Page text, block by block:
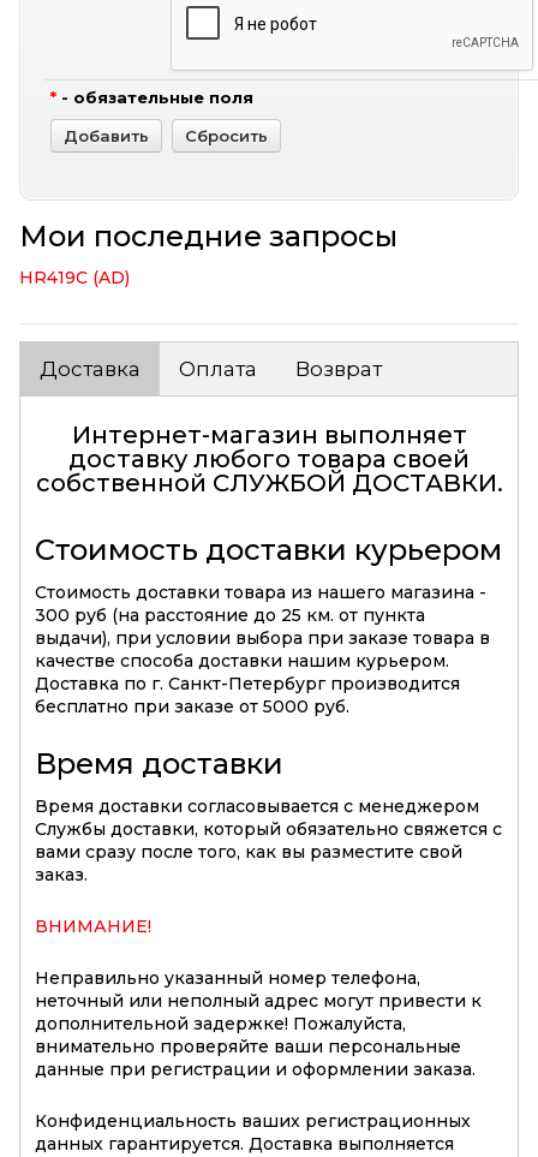
* - обязательные поля
Мои последние запросы
HR419C (AD)
Доставка Оплата Возврат
Интернет-магазин выполняет
доставку любого товара своей
собственной СЛУЖБОЙ ДОСТАВКИ.
Стоимость доставки курьером
Стоимость доставки товара из нашего магазина -
300 руб (на расстояние до 25 км. от пункта
выдачи), при условии выбора при заказе товара в
качестве способа доставки нашим курьером.
Доставка по г. Санкт-Петербург производится
бесплатно при заказе от 5000 руб.
Время доставки
Время доставки согласовывается с менеджером
Службы доставки, который обязательно свяжется с
вами сразу после того, как вы разместите свой
заказ.
ВНИМАНИЕ!
Неправильно указанный номер телефона,
неточный или неполный адрес могут привести к
дополнительной задержке! Пожалуйста,
внимательно проверяйте ваши персональные
данные при регистрации и оформлении заказа.
Конфиденциальность ваших регистрационных
данных гарантируется. Доставка выполняется